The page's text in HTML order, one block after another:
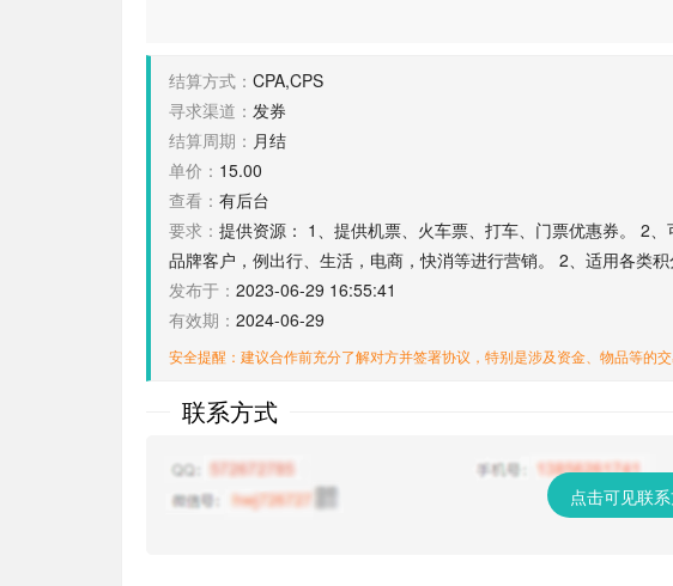
结算方式： CPA,CPS
寻求渠道： 发券
结算周期： 月结
单价： 15.00
查看： 有后台
要求： 提供资源： 1、提供机票、火车票、打车、门票优惠券。 2
品牌客户，例出行、生活，电商，快消等进行营销。 2、适用各类
发布于： 2023-06-29 16:55:41
有效期： 2024-06-29
安全提醒：建议合作前充分了解对方并签署协议，特别是涉及资金、物品等的交
联系方式
点击可见联